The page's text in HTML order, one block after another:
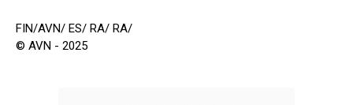
FIN/AVN/ ES/ RA/ RA/
© AVN - 2025